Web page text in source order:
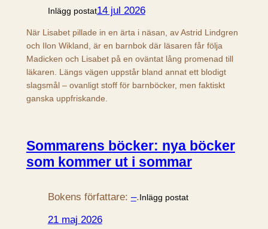
Inlägg postat14 jul 2026
När Lisabet pillade in en ärta i näsan, av Astrid Lindgren
och Ilon Wikland, är en barnbok där läsaren får följa
Madicken och Lisabet på en oväntat lång promenad till
läkaren. Längs vägen uppstår bland annat ett blodigt
slagsmål – ovanligt stoff för barnböcker, men faktiskt
ganska uppfriskande.
Sommarens böcker: nya böcker
som kommer ut i sommar
Bokens författare: –.Inlägg postat
21 maj 2026